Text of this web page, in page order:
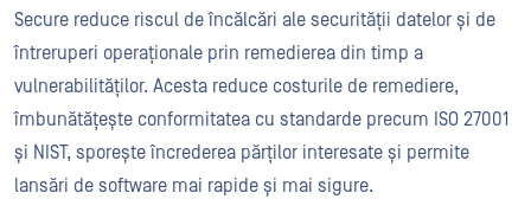
Secure reduce riscul de încălcări ale securității datelor și de
întreruperi operaționale prin remedierea din timp a
vulnerabilităților. Acesta reduce costurile de remediere,
îmbunătățește conformitatea cu standarde precum ISO 27001
și NIST, sporește încrederea părților interesate și permite
lansări de software mai rapide și mai sigure.